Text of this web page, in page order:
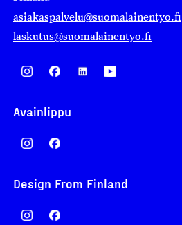
asiakaspalvelu@suomalainentyo.fi
laskutus@suomalainentyo.fi
Avainlippu
Design From Finland